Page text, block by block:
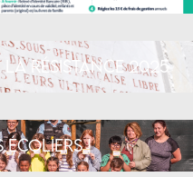
Résistance 2025
écoliers !